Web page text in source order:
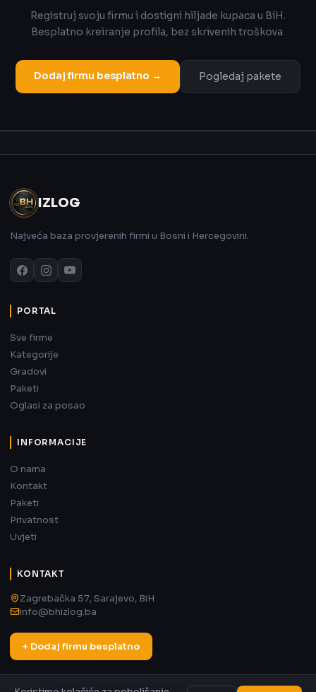
Registruj svoju firmu i dostigni hiljade kupaca u BiH.
Besplatno kreiranje profila, bez skrivenih troškova.
Dodaj firmu besplatno → Pogledaj pakete
IZLOG
Najveća baza provjerenih firmi u Bosni i Hercegovini.
PORTAL
Sve firme
Kategorije
Gradovi
Paketi
Oglasi za posao
INFORMACIJE
O nama
Kontakt
Paketi
Privatnost
Uvjeti
KONTAKT
Zagrebačka 57, Sarajevo, BiH
info@bhizlog.ba
+ Dodaj firmu besplatno